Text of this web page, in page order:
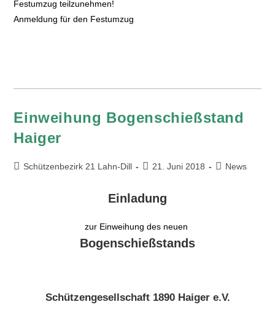
Festumzug teilzunehmen!
Anmeldung für den Festumzug
Einweihung Bogenschießstand
Haiger
Schützenbezirk 21 Lahn-Dill 21. Juni 2018 News
Einladung
zur Einweihung des neuen
Bogenschießstands
Schützengesellschaft 1890 Haiger e.V.